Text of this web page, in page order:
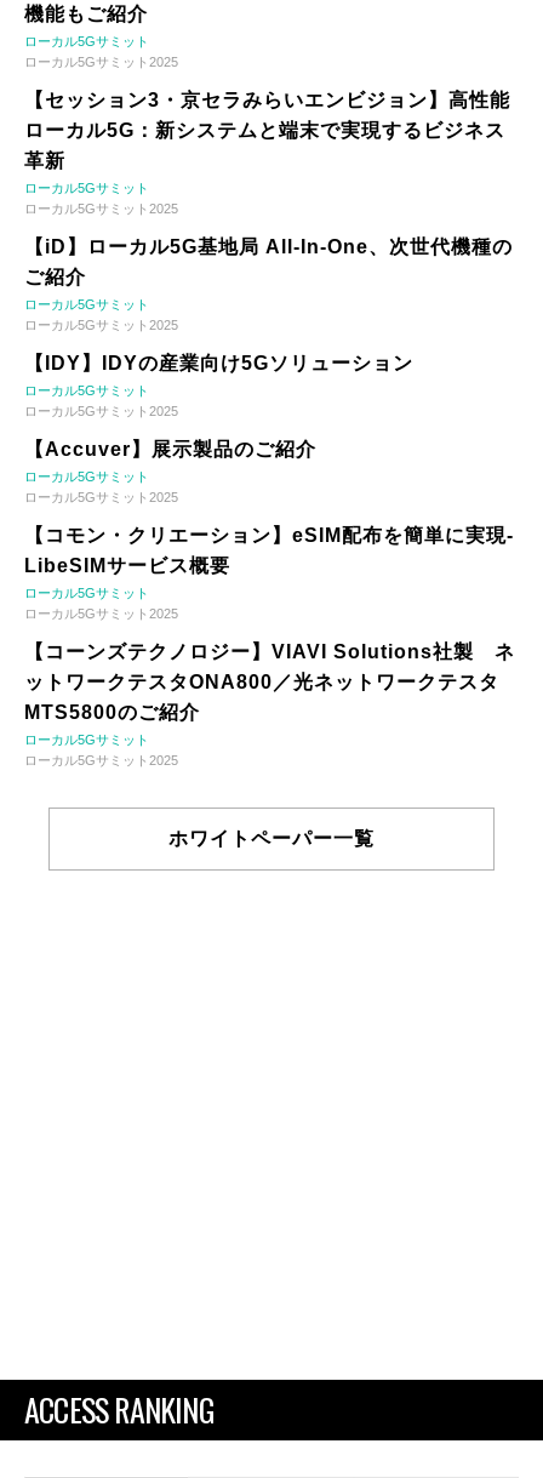
機能もご紹介
ローカル5Gサミット
ローカル5Gサミット2025
【セッション3・京セラみらいエンビジョン】高性能
ローカル5G：新システムと端末で実現するビジネス
革新
ローカル5Gサミット
ローカル5Gサミット2025
【iD】ローカル5G基地局 All-In-One、次世代機種の
ご紹介
ローカル5Gサミット
ローカル5Gサミット2025
【IDY】IDYの産業向け5Gソリューション
ローカル5Gサミット
ローカル5Gサミット2025
【Accuver】展示製品のご紹介
ローカル5Gサミット
ローカル5Gサミット2025
【コモン・クリエーション】eSIM配布を簡単に実現-
LibeSIMサービス概要
ローカル5Gサミット
ローカル5Gサミット2025
【コーンズテクノロジー】VIAVI Solutions社製 ネ
ットワークテスタONA800／光ネットワークテスタ
MTS5800のご紹介
ローカル5Gサミット
ローカル5Gサミット2025
ホワイトペーパー一覧
ACCESS RANKING